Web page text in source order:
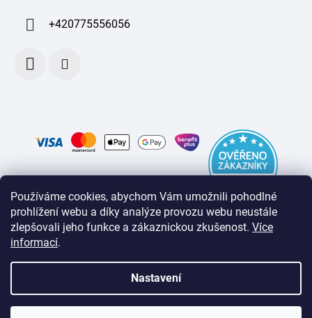
Používáme cookies, abychom Vám umožnili pohodlné
prohlížení webu a díky analýze provozu webu neustále
zlepšovali jeho funkce a zákaznickou zkušenost. Více
informací.
Nastavení
+420775556056